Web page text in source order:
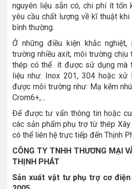
nguyên liệu sẵn có, chi phí ít tốn
yêu cầu chất lượng về kĩ thuật
bình thường.
Ở những điều kiện khắc
trường nhiều axit, môi trường
thép có thể ít được sử dụng mà
liệu như: Inox 201, 304 hoặc
được môi trường như: Mạ kẽm
Crom6+,...
Để được tư vấn thông tin hoặc
các sản phẩm phụ trợ từ thép Xây
có thể liên hệ trực tiếp đến Thịnh
CÔNG TY TNHH THƯƠNG MẠI
THỊNH PHÁT
Sản xuất vật tư phụ trợ cơ